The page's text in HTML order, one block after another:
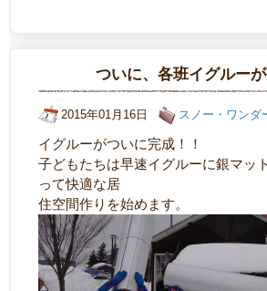
ついに、各班イグルーが
2015年01月16日 スノー・ワンダ
イグルーがついに完成！！
子どもたちは早速イグルーに銀マッ
って快適な居
住空間作りを始めます。